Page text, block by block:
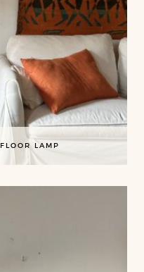
LAMP